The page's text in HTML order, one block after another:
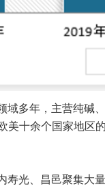
域多年，主营纯
十余个国家地区
寿光、昌邑聚集大